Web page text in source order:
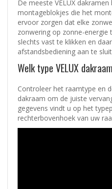
De meeste VELUX
montageblokjes die het
ervoor zorgen dat elke
zonwering op zonne-
slechts vast te klikken en
afstandsbediening aan te
Welk type VELUX
Controleer het raamtype en
dakraam om de juiste
gegevens vindt u op het
rechterbovenhoek van uw